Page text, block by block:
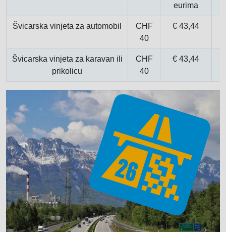
eurima
Švicarska vinjeta za automobil
CHF
40
€ 43,44
Švicarska vinjeta za karavan ili
prikolicu
CHF
40
€ 43,44